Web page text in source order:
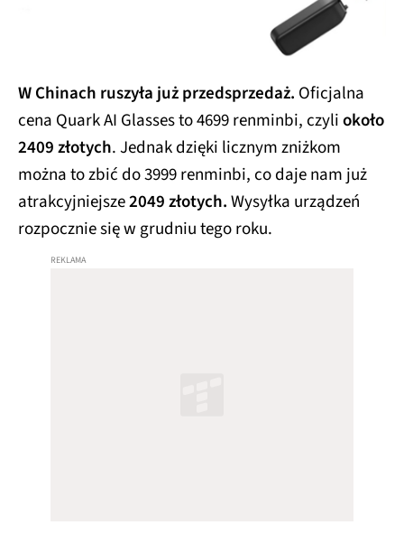
W Chinach ruszyła już przedsprzedaż. Oficjalna
cena Quark AI Glasses to 4699 renminbi, czyliokoło
2409 złotych. Jednak dzięki licznym zniżkom
można to zbić do 3999 renminbi, co daje nam już
atrakcyjniejsze2049 złotych.Wysyłka urządzeń
rozpocznie się w grudniu tego roku.